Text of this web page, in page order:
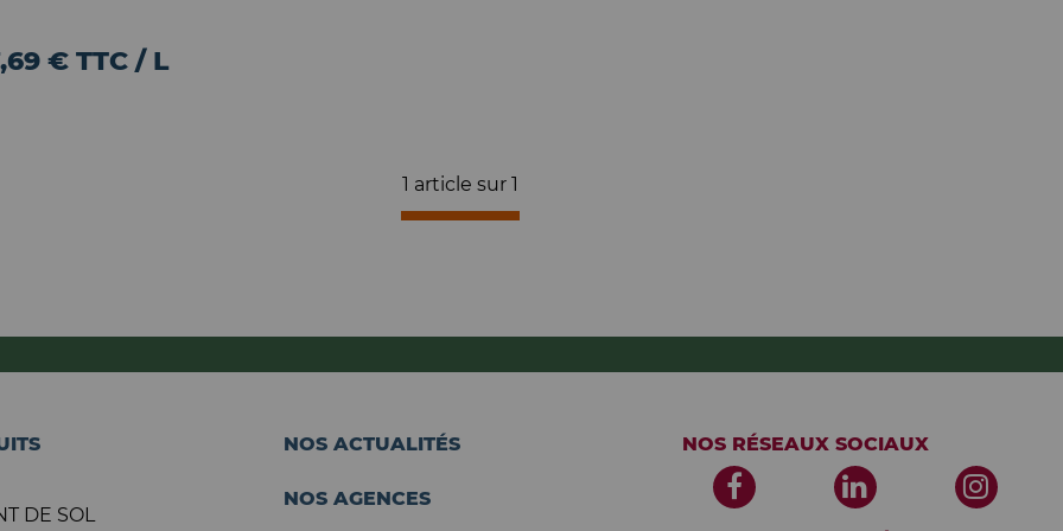
€ TTC / L
1 article sur 1
DE SOL
NOS ACTUALITÉS
NOS AGENCES
NOS RÉSEAUX SOCIAUX